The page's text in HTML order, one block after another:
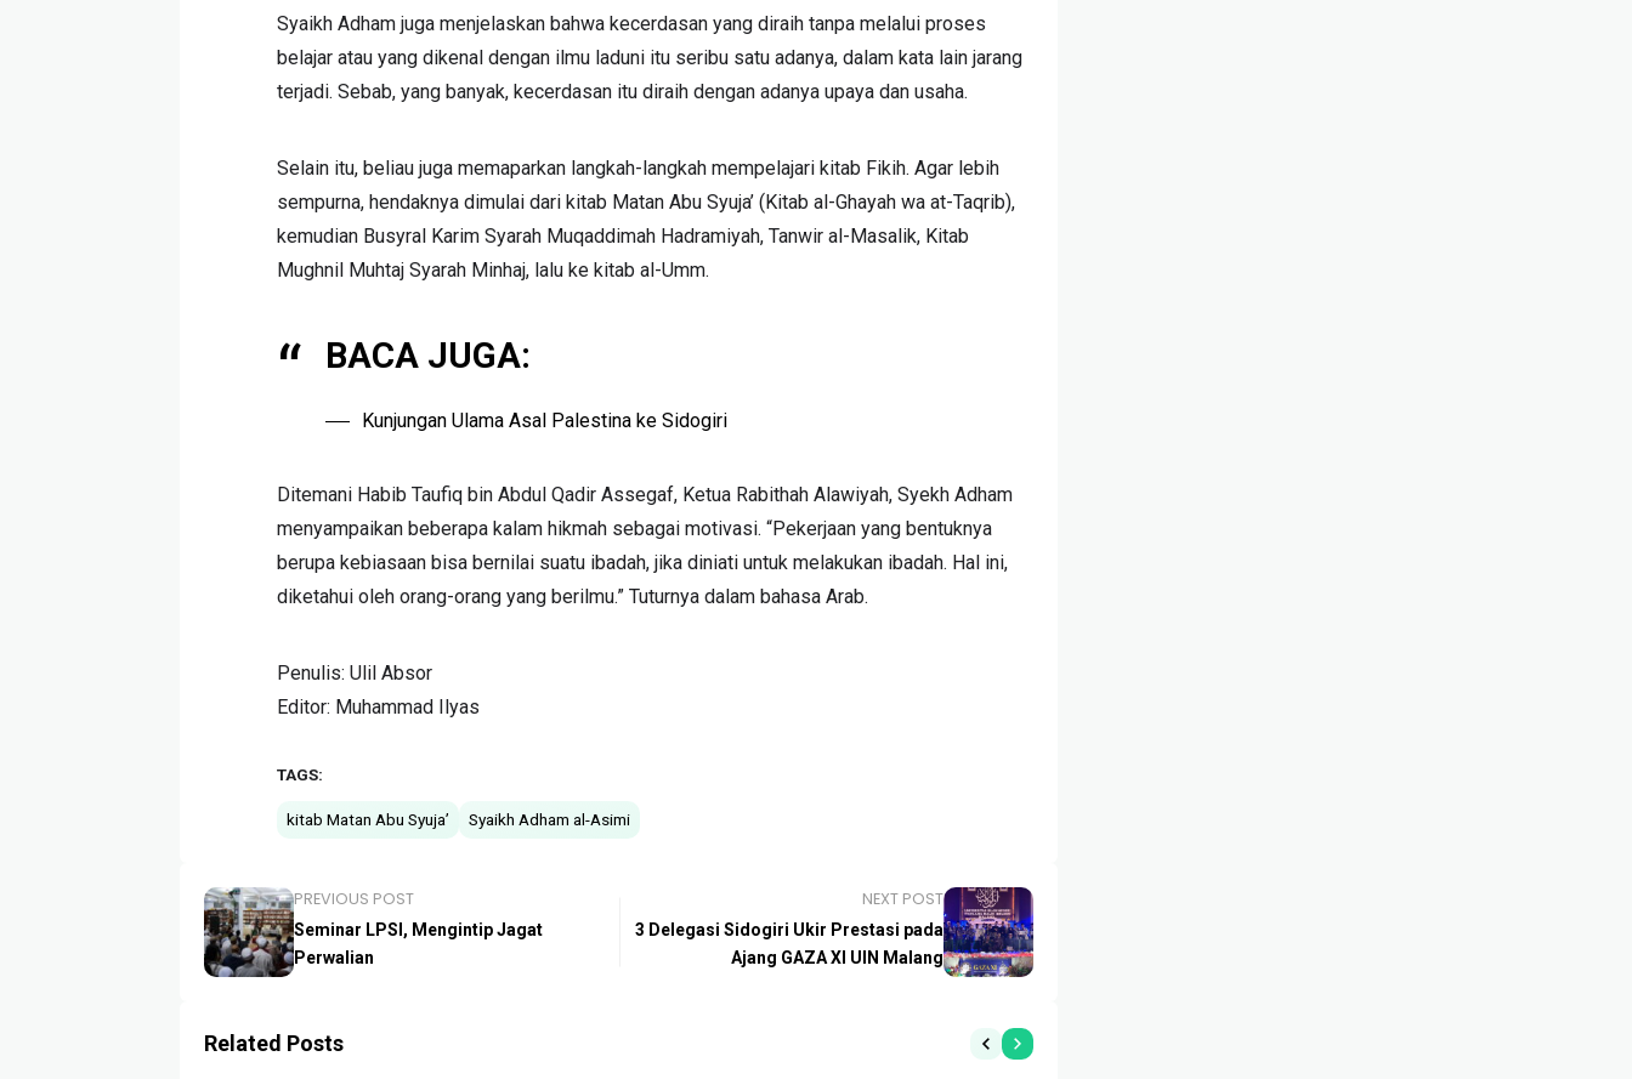
Syaikh Adham juga menjelaskan bahwa kecerdasan yang diraih tanpa melalui proses
belajar atau yang dikenal dengan ilmu laduni itu seribu satu adanya, dalam kata lain jarang
terjadi. Sebab, yang banyak, kecerdasan itu diraih dengan adanya upaya dan usaha.
Selain itu, beliau juga memaparkan langkah-langkah mempelajari kitab Fikih. Agar lebih
sempurna, hendaknya dimulai dari kitab Matan Abu Syuja’ (Kitab al-Ghayah wa at-Taqrib),
kemudian Busyral Karim Syarah Muqaddimah Hadramiyah, Tanwir al-Masalik, Kitab
Mughnil Muhtaj Syarah Minhaj, lalu ke kitab al-Umm.
BACA JUGA:
Kunjungan Ulama Asal Palestina ke Sidogiri
Ditemani Habib Taufiq bin Abdul Qadir Assegaf, Ketua Rabithah Alawiyah, Syekh Adham
menyampaikan beberapa kalam hikmah sebagai motivasi. “Pekerjaan yang bentuknya
berupa kebiasaan bisa bernilai suatu ibadah, jika diniati untuk melakukan ibadah. Hal ini,
diketahui oleh orang-orang yang berilmu.” Tuturnya dalam bahasa Arab.
Penulis: Ulil Absor
Editor: Muhammad Ilyas
TAGS:
kitab Matan Abu Syuja’ Syaikh Adham al-Asimi
PREVIOUS POST
Seminar LPSI, Mengintip Jagat
Perwalian
NEXT POST
3 Delegasi Sidogiri Ukir Prestasi pada
Ajang GAZA XI UIN Malang
Related Posts